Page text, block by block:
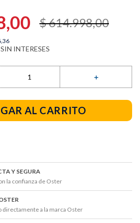
,00 $614.998,00
SIN INTERESES
＋
AL CARRITO
Y SEGURA
la confianza de Oster
directamente a la marca Oster